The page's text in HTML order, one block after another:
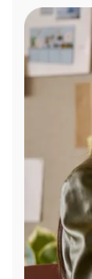
Administrar
cuenta
Encuentra
tienda